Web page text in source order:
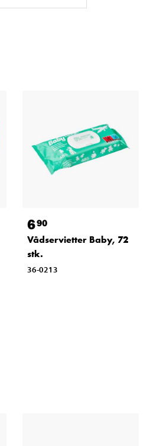
690
Vådservietter Baby, 72
stk.
36-0213